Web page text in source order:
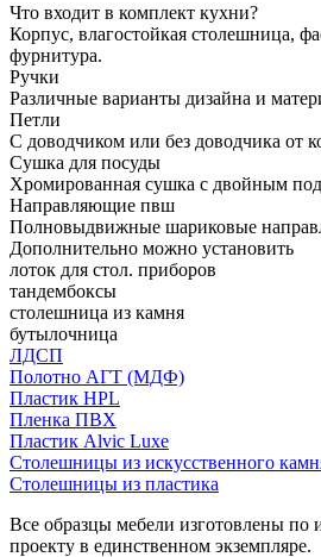
Что входит в комплект кухни?
Корпус, влагостойкая столешница,
фурнитура.
Ручки
Различные варианты дизайна и
Петли
С доводчиком или без доводчика от
Сушка для посуды
Хромированная сушка с двойным
Направляющие пвш
Полновыдвижные шариковые
Дополнительно можно установить
лоток для стол. приборов
тандембоксы
столешница из камня
бутылочница
ЛДСП
Полотно АГТ (МДФ)
Пластик HPL
Пленка ПВХ
Пластик Alvic Luxe
Столешницы из искусственного
Столешницы из пластика
Все образцы мебели изготовлены по
проекту в единственном экземпляре.